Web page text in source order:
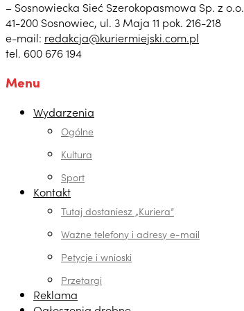
– Sosnowiecka Sieć Szerokopasmowa Sp. z o.o.
41-200 Sosnowiec, ul. 3 Maja 11 pok. 216-218
e-mail: redakcja@kuriermiejski.com.pl
tel. 600 676 194
Menu
Wydarzenia
Ogólne
Kultura
Sport
Kontakt
Tutaj dostaniesz „Kuriera”
Ważne telefony i adresy e-mail
Petycje i wnioski
Przetargi
Reklama